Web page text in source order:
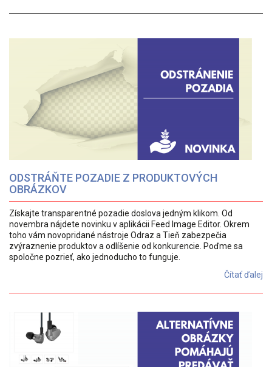
ODSTRÁŇTE POZADIE Z PRODUKTOVÝCH
OBRÁZKOV
Získajte transparentné pozadie doslova jedným klikom. Od
novembra nájdete novinku v aplikácii Feed Image Editor. Okrem
toho vám novopridané nástroje Odraz a Tieň zabezpečia
zvýraznenie produktov a odlíšenie od konkurencie. Poďme sa
spoločne pozrieť, ako jednoducho to funguje.
Čítať ďalej